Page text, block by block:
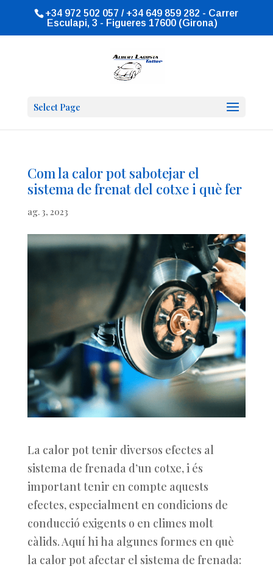
+34 972 502 057 / +34 649 859 282 - Carrer
Esculapi, 3 - Figueres 17600 (Girona)
Select Page
Com la calor pot sabotejar el
sistema de frenat del cotxe i què fer
ag. 3, 2023
La calor pot tenir diversos efectes al
sistema de frenada d’un cotxe, i és
important tenir en compte aquests
efectes, especialment en condicions de
conducció exigents o en climes molt
càlids. Aquí hi ha algunes formes en què
la calor pot afectar el sistema de frenada: